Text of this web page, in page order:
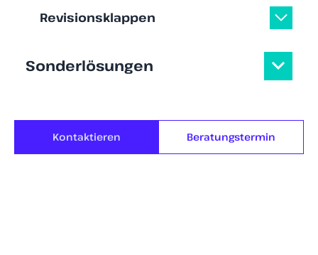
Revisionsklappen
Sonderlösungen
Kontaktieren Beratungstermin